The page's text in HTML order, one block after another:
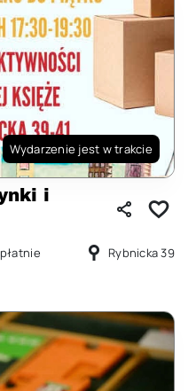
Wydarzenie jest w trakcie
i
Rybnicka 39